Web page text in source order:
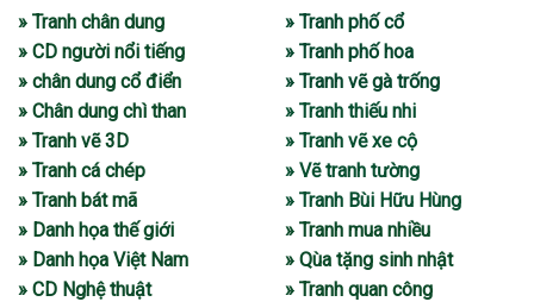
» Tranh chân dung
» CD người nổi tiếng
» chân dung cổ điển
» Chân dung chì than
» Tranh vẽ 3D
» Tranh cá chép
» Tranh bát mã
» Danh họa thế giới
» Danh họa Việt Nam
» CD Nghệ thuật
» Tranh phố cổ
» Tranh phố hoa
» Tranh vẽ gà trống
» Tranh thiếu nhi
» Tranh vẽ xe cộ
» Vẽ tranh tường
» Tranh Bùi Hữu Hùng
» Tranh mua nhiều
» Qùa tặng sinh nhật
» Tranh quan công